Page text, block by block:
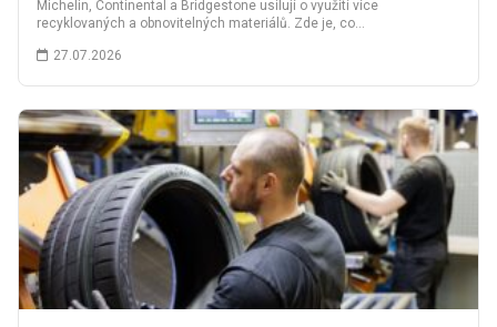
Michelin, Continental a Bridgestone usilují o využití více
recyklovaných a obnovitelných materiálů. Zde je, co…
27.07.2026